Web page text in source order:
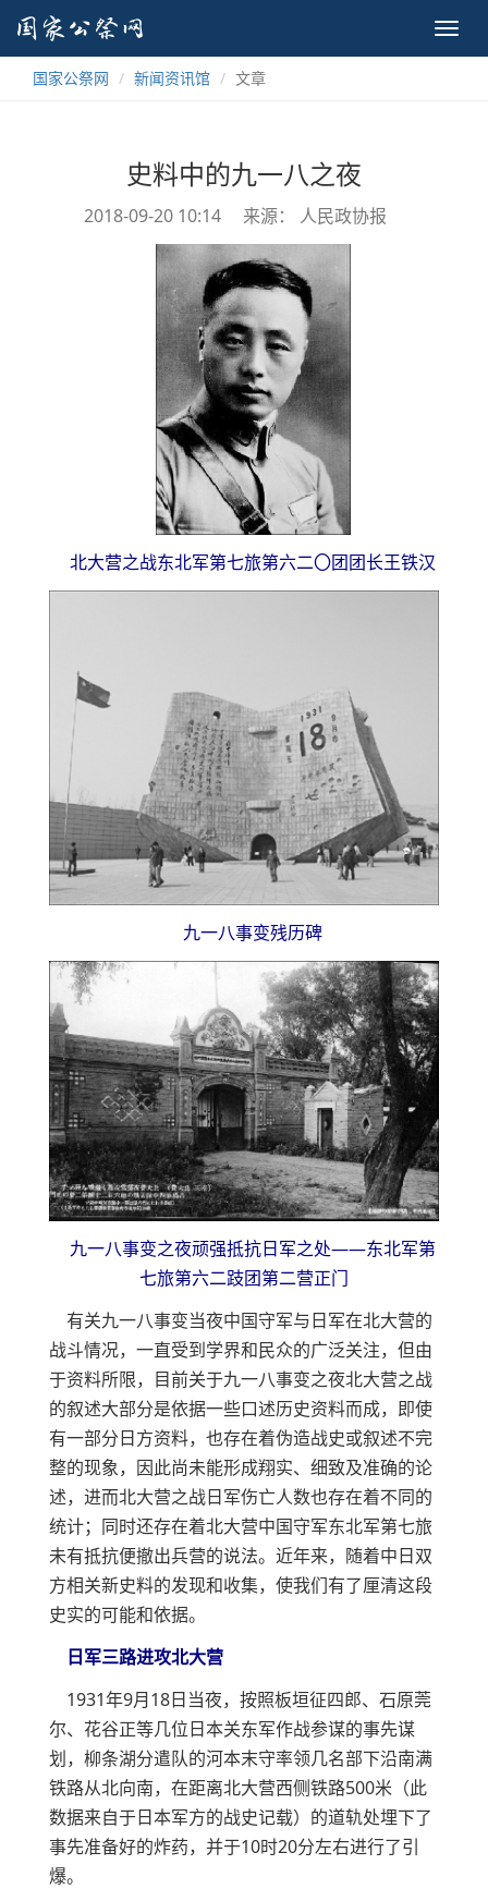
国家公祭网
新闻资讯馆 文章
史料中的九一八之夜
2018-09-20 10:14 来源： 人民政协报
北大营之战东北军第七旅第六二〇团团长王铁汉
九一八事变残历碑
九一八事变之夜顽强抵抗日军之处——东北军第
七旅第六二跂团第二营正门
有关九一八事变当夜中国守军与日军在北大营的
战斗情况，一直受到学界和民众的广泛关注，但由
于资料所限，目前关于九一八事变之夜北大营之战
的叙述大部分是依据一些口述历史资料而成，即使
有一部分日方资料，也存在着伪造战史或叙述不完
整的现象，因此尚未能形成翔实、细致及准确的论
述，进而北大营之战日军伤亡人数也存在着不同的
统计；同时还存在着北大营中国守军东北军第七旅
未有抵抗便撤出兵营的说法。近年来，随着中日双
方相关新史料的发现和收集，使我们有了厘清这段
史实的可能和依据。
日军三路进攻北大营
1931年9月18日当夜，按照板垣征四郎、石原莞
尔、花谷正等几位日本关东军作战参谋的事先谋
划，柳条湖分遣队的河本末守率领几名部下沿南满
铁路从北向南，在距离北大营西侧铁路500米（此
数据来自于日本军方的战史记载）的道轨处埋下了
事先准备好的炸药，并于10时20分左右进行了引
爆。